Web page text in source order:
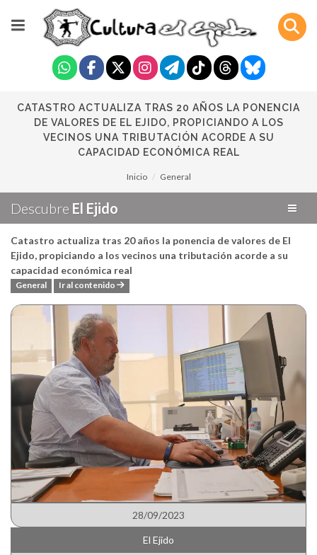
CATASTRO ACTUALIZA TRAS 20 AÑOS LA PONENCIA
DE VALORES DE EL EJIDO, PROPICIANDO A LOS
VECINOS UNA TRIBUTACIÓN ACORDE A SU
CAPACIDAD ECONÓMICA REAL
Inicio General
Descubre El Ejido
Catastro actualiza tras 20 años la ponencia de valores de El
Ejido, propiciando a los vecinos una tributación acorde a su
capacidad económica real
General Ir al contenido
28/09/2023
El Ejido